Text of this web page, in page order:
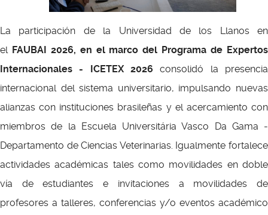
La participación de la Universidad de los Llanos en
el FAUBAI 2026, en el marco del Programa de Expertos
Internacionales - ICETEX 2026 consolidó la presencia
internacional del sistema universitario, impulsando nuevas
alianzas con instituciones brasileñas y el acercamiento con
miembros de la Escuela Universitária Vasco Da Gama -
Departamento de Ciencias Veterinarias. Igualmente fortalece
actividades académicas tales como movilidades en doble
vía de estudiantes e invitaciones a movilidades de
profesores a talleres, conferencias y/o eventos académico